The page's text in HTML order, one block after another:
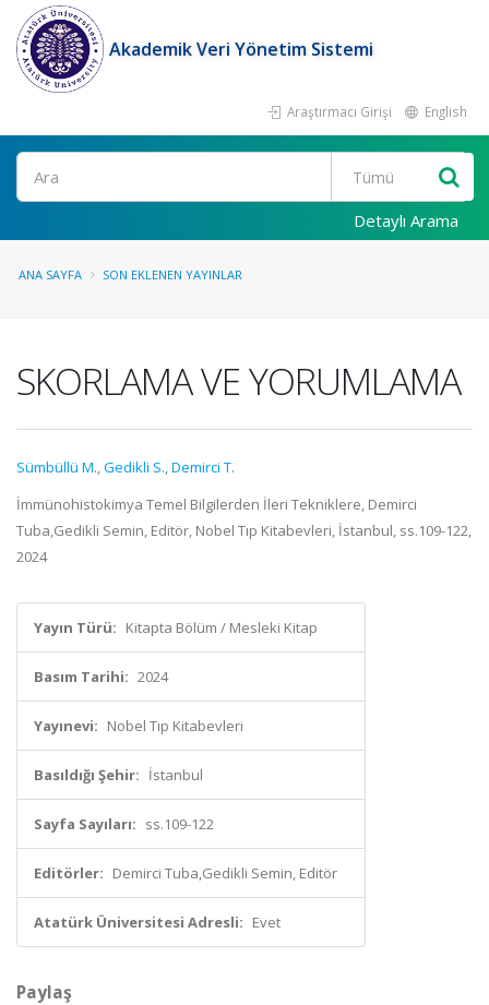
Akademik Veri Yönetim Sistemi
Araştırmacı Girişi English
Ara
Detaylı Arama
ANA SAYFA SON EKLENEN YAYINLAR
SKORLAMA VE YORUMLAMA
Sümbüllü M.,Gedikli S.,Demirci T.
İmmünohistokimya Temel Bilgilerden İleri Tekniklere, Demirci
Tuba,Gedikli Semin, Editör, Nobel Tıp Kitabevleri, İstanbul, ss.109-122,
2024
Yayın Türü: Kitapta Bölüm / Mesleki Kitap
Basım Tarihi: 2024
Yayınevi: Nobel Tıp Kitabevleri
Basıldığı Şehir: İstanbul
Sayfa Sayıları: ss.109-122
Editörler: Demirci Tuba,Gedikli Semin, Editör
Atatürk Üniversitesi Adresli: Evet
Paylaş